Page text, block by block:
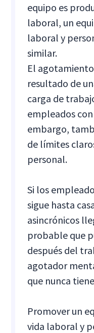
equipo es
laboral, un
laboral y
similar.
El
resultado de
carga de
empleados
embargo,
de límites
personal.
Si los
sigue hasta
asincrónicos
probable que
después del
agotador
que nunca
Promover un
vida laboral y